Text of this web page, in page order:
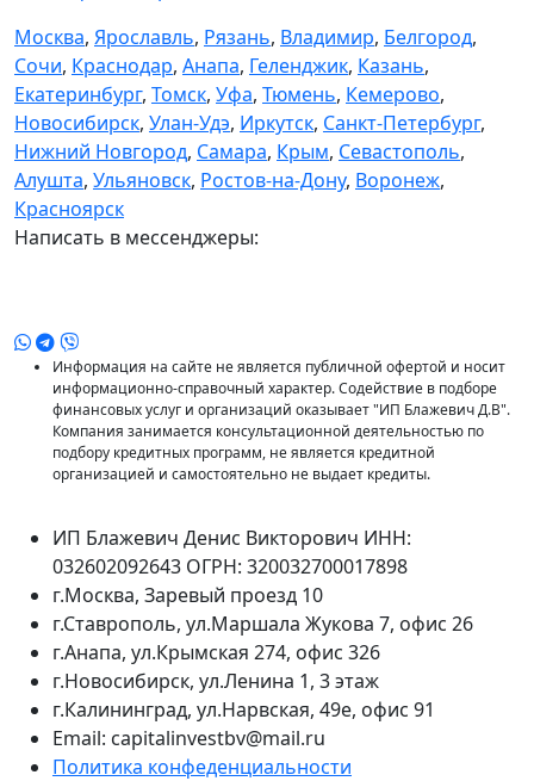
Москва, Ярославль, Рязань, Владимир, Белгород,
Сочи, Краснодар, Анапа, Геленджик, Казань,
Екатеринбург, Томск, Уфа, Тюмень, Кемерово,
Новосибирск, Улан-Удэ, Иркутск, Санкт-Петербург,
Нижний Новгород, Самара, Крым, Севастополь,
Алушта, Ульяновск, Ростов-на-Дону, Воронеж,
Красноярск
ИП Блажевич Денис Викторович ИНН:
032602092643 ОГРН: 320032700017898
г.Москва, Заревый проезд 10
г.Ставрополь, ул.Маршала Жукова 7, офис 26
г.Анапа, ул.Крымская 274, офис 326
г.Новосибирск, ул.Ленина 1, 3 этаж
г.Калининград, ул.Нарвская, 49е, офис 91
Email: capitalinvestbv@mail.ru
Политика конфеденциальности
Написать в мессенджеры:
Информация на сайте не является публичной офертой и носит
информационно-справочный характер. Содействие в подборе
финансовых услуг и организаций оказывает "ИП Блажевич Д.В".
Компания занимается консультационной деятельностью по
подбору кредитных программ, не является кредитной
организацией и самостоятельно не выдает кредиты.